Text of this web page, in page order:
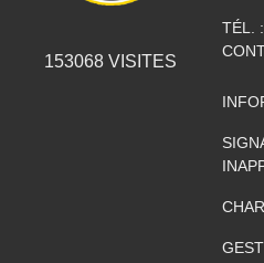
153068 VISITES
TÉL. :